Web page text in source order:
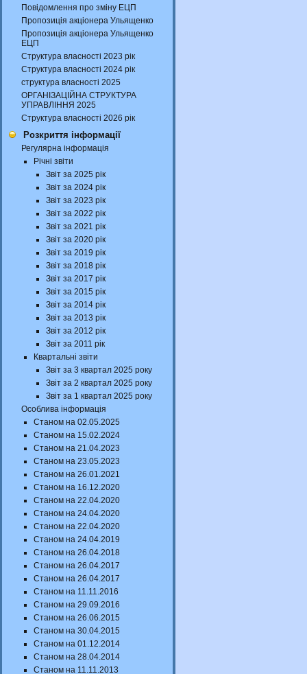
Повідомлення про зміну ЕЦП
Пропозиція акціонера Ульященко
Пропозиція акціонера Ульященко
ЕЦП
Структура власності 2023 рік
Структура власності 2024 рік
структура власності 2025
ОРГАНІЗАЦІЙНА СТРУКТУРА
УПРАВЛІННЯ 2025
Структура власності 2026 рік
Розкриття інформації
Регулярна інформація
Річні звіти
Звіт за 2025 рік
Звіт за 2024 рік
Звіт за 2023 рік
Звіт за 2022 рік
Звіт за 2021 рік
Звіт за 2020 рік
Звіт за 2019 рік
Звіт за 2018 рік
Звіт за 2017 рік
Звіт за 2015 рік
Звіт за 2014 рік
Звіт за 2013 рік
Звіт за 2012 рік
Звіт за 2011 рік
Квартальні звіти
Звіт за 3 квартал 2025 року
Звіт за 2 квартал 2025 року
Звіт за 1 квартал 2025 року
Особлива інформація
Станом на 02.05.2025
Станом на 15.02.2024
Станом на 21.04.2023
Станом на 23.05.2023
Станом на 26.01.2021
Станом на 16.12.2020
Станом на 22.04.2020
Станом на 24.04.2020
Станом на 22.04.2020
Станом на 24.04.2019
Станом на 26.04.2018
Станом на 26.04.2017
Станом на 26.04.2017
Станом на 11.11.2016
Станом на 29.09.2016
Станом на 26.06.2015
Станом на 30.04.2015
Станом на 01.12.2014
Станом на 28.04.2014
Станом на 11.11.2013